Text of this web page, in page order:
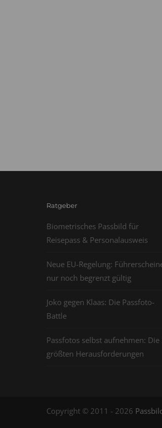
Ratgeber
Biometrisches Passbild für
Reisepass & Personalausweis
Neue EU-Regelung:
nur noch begrenzt gültig
Joko gegen Klaas: Die Passfoto-
Battle
Passfotos selbst aufnehmen: Die
größten Herausforderungen
Copyright © 2011 - 2026